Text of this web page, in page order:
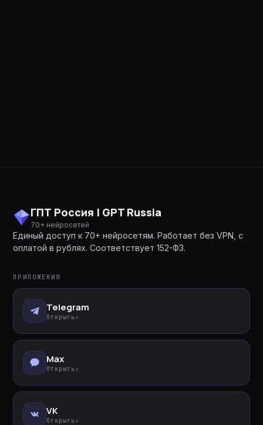
ГПТ Россия | GPT Russia
70+ нейросетей
Единый доступ к 70+ нейросетям. Работает без VPN, с
оплатой в рублях. Соответствует 152-ФЗ.
ПРИЛОЖЕНИЯ
Telegram
Открыть ›
Max
Открыть ›
VK
Открыть ›